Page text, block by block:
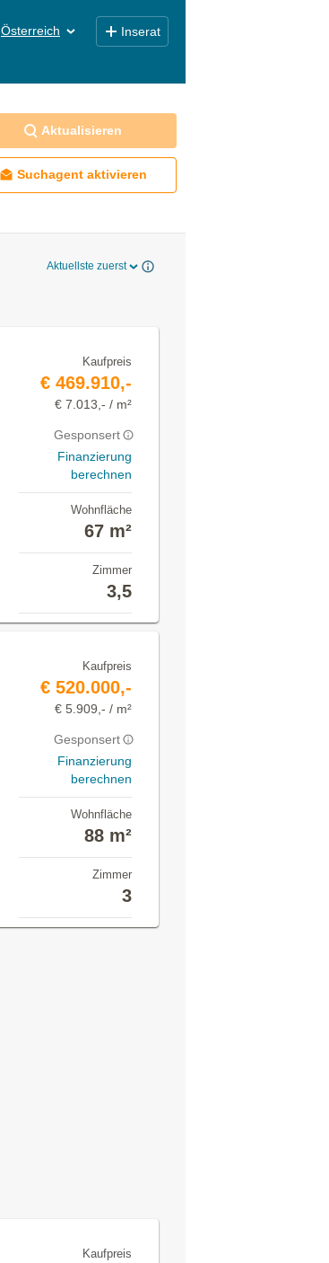
Österreich Inserat
Aktualisieren
Suchagent aktivieren
Aktuellste zuerst
Kaufpreis
€ 469.910,-
€ 7.013,- / m²
Gesponsert
Finanzierung
berechnen
Wohnfläche
67 m²
Zimmer
3,5
Kaufpreis
€ 520.000,-
€ 5.909,- / m²
Gesponsert
Finanzierung
berechnen
Wohnfläche
88 m²
Zimmer
3
Kaufpreis